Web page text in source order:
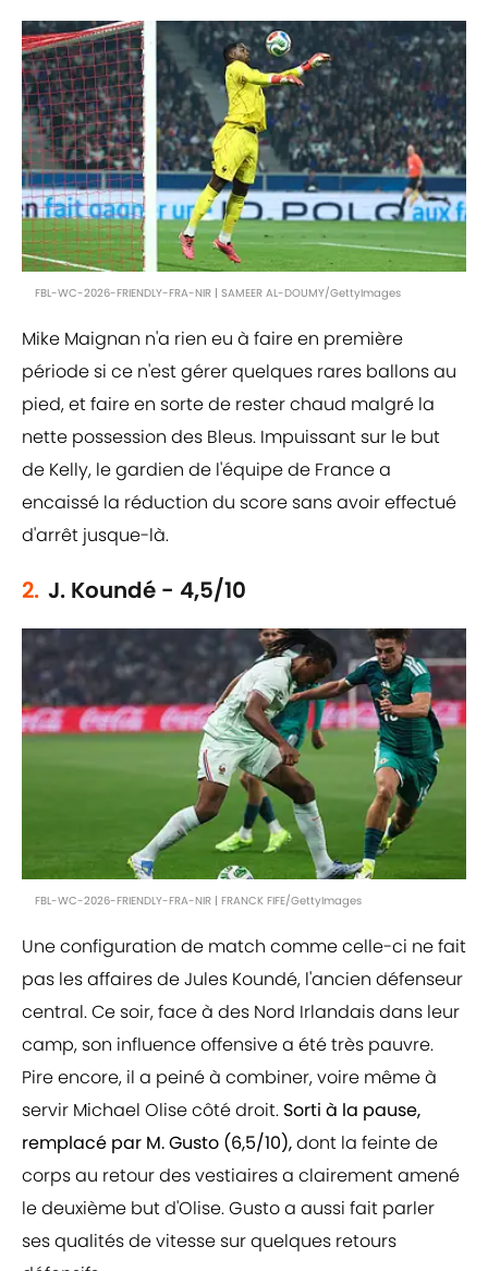
FBL-WC-2026-FRIENDLY-FRA-NIR | SAMEER AL-DOUMY/GettyImages
Mike Maignan n'a rien eu à faire en première
période si ce n'est gérer quelques rares ballons au
pied, et faire en sorte de rester chaud malgré la
nette possession des Bleus. Impuissant sur le but
de Kelly, le gardien de l'équipe de France a
encaissé la réduction du score sans avoir effectué
d'arrêt jusque-là.
2. J. Koundé - 4,5/10
FBL-WC-2026-FRIENDLY-FRA-NIR | FRANCK FIFE/GettyImages
Une configuration de match comme celle-ci ne fait
pas les affaires de Jules Koundé, l'ancien défenseur
central. Ce soir, face à des Nord Irlandais dans leur
camp, son influence offensive a été très pauvre.
Pire encore, il a peiné à combiner, voire même à
servir Michael Olise côté droit. Sorti à la pause,
remplacé par M. Gusto (6,5/10),dont la feinte de
corps au retour des vestiaires a clairement amené
le deuxième but d'Olise. Gusto a aussi fait parler
ses qualités de vitesse sur quelques retours